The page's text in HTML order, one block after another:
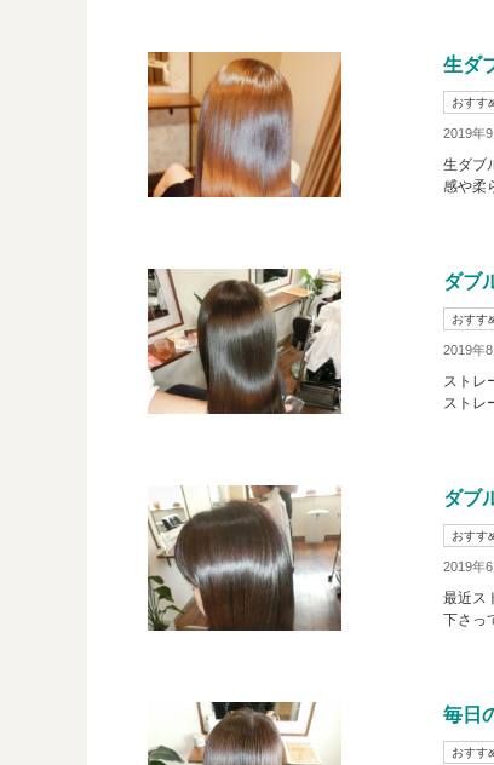
生ダ
おすす
2019年
生ダブ
感や柔
ダブ
おすす
2019年
ストレ
ストレ
ダブ
おすす
2019年
最近ス
下さっ
毎日
おすす